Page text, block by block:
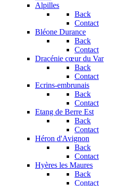
Alpilles
Back
Contact
Bléone Durance
Back
Contact
Dracénie cœur du Var
Back
Contact
Ecrins-embrunais
Back
Contact
Etang de Berre Est
Back
Contact
Héron d'Avignon
Back
Contact
Hyères les Maures
Back
Contact